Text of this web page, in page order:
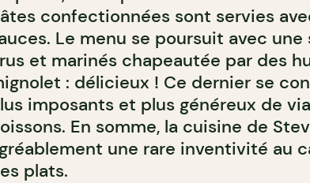
confectionnées sont servies
Le menu se poursuit avec
et marinés chapeautée par des
: délicieux ! Ce dernier se
imposants et plus généreux de
En somme, la cuisine de
une rare inventivité au
plats.